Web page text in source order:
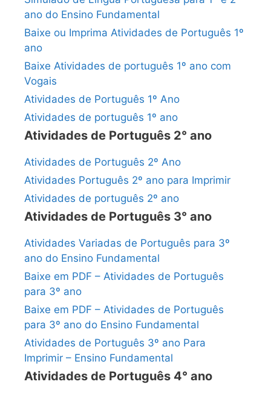
ano do Ensino Fundamental
Baixe ou Imprima Atividades de Português 1º
ano
Baixe Atividades de português 1º ano com
Vogais
Atividades de Português 1º Ano
Atividades de português 1º ano
Atividades de Português 2° ano
Atividades de Português 2º Ano
Atividades Português 2º ano para Imprimir
Atividades de português 2º ano
Atividades de Português 3° ano
Atividades Variadas de Português para 3º
ano do Ensino Fundamental
Baixe em PDF – Atividades de Português
para 3º ano
Baixe em PDF – Atividades de Português
para 3º ano do Ensino Fundamental
Atividades de Português 3º ano Para
Imprimir – Ensino Fundamental
Atividades de Português 4° ano